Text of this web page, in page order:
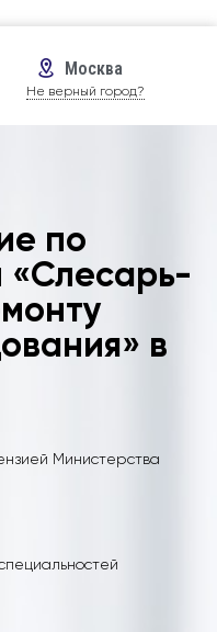
Москва
Не верный город?
по
«Слесарь-
в
Министерства